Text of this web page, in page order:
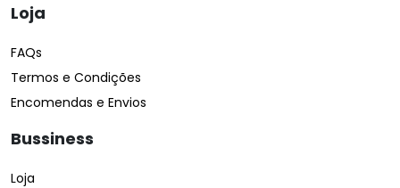
Loja
FAQs
Termos e Condições
Encomendas e Envios
Bussiness
Loja